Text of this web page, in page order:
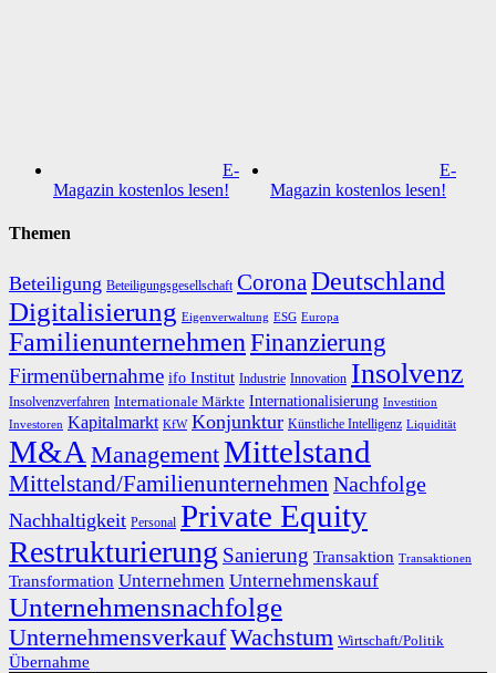
E-
Magazin kostenlos lesen!
E-
Magazin kostenlos lesen!
Themen
Beteiligung Beteiligungsgesellschaft CoronaDeutschland
Digitalisierung Eigenverwaltung ESG Europa
Familienunternehmen Finanzierung
Firmenübernahme ifo Institut Industrie Innovation Insolvenz
Insolvenzverfahren Internationale Märkte Internationalisierung Investition
Investoren Kapitalmarkt KfW Konjunktur Künstliche Intelligenz Liquidität
M&A ManagementMittelstand
Mittelstand/Familienunternehmen Nachfolge
Nachhaltigkeit Personal Private Equity
Restrukturierung Sanierung Transaktion Transaktionen
Transformation Unternehmen Unternehmenskauf
Unternehmensnachfolge
UnternehmensverkaufWachstum Wirtschaft/Politik
Übernahme